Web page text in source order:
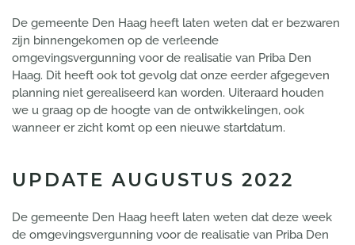
De gemeente Den Haag heeft laten weten dat er bezwaren
zijn binnengekomen op de verleende
omgevingsvergunning voor de realisatie van Priba Den
Haag. Dit heeft ook tot gevolg dat onze eerder afgegeven
planning niet gerealiseerd kan worden. Uiteraard houden
we u graag op de hoogte van de ontwikkelingen, ook
wanneer er zicht komt op een nieuwe startdatum.
UPDATE AUGUSTUS 2022
De gemeente Den Haag heeft laten weten dat deze week
de omgevingsvergunning voor de realisatie van Priba Den